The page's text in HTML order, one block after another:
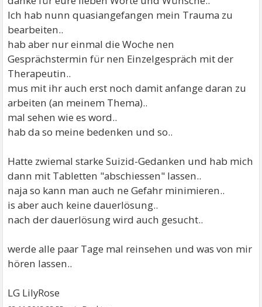
Ich hab nunn quasiangefangen mein Trauma zu
bearbeiten..
hab aber nur einmal die Woche nen
Gesprächstermin für nen Einzelgespräch mit der
Therapeutin..
mus mit ihr auch erst noch damit anfange daran zu
arbeiten (an meinem Thema)..
mal sehen wie es word..
hab da so meine bedenken und so..
Hatte zwiemal starke Suizid-Gedanken und hab mich
dann mit Tabletten "abschiessen" lassen..
naja so kann man auch ne Gefahr minimieren..
is aber auch keine dauerlösung..
nach der dauerlösung wird auch gesucht..
werde alle paar Tage mal reinsehen und was von mir
hören lassen..
LG LilyRose